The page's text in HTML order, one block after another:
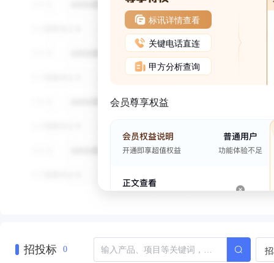
标讯详情查看
关键电话直连
甲方分析查询
会员尊享权益
招投标 0